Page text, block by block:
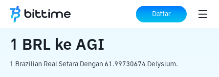
Daftar
Beranda Konverter Kripto ke AGI
1 BRL ke AGI
1 Brazilian Real Setara Dengan 61.99730674 Delysium.